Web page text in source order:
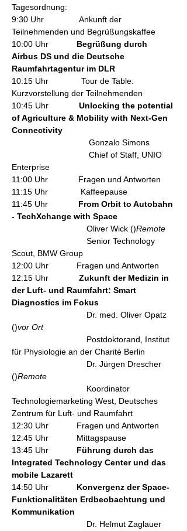
Tagesordnung:
9:30 Uhr               Ankunft der
Teilnehmenden und Begrüßungskaffee
10:00 Uhr Begrüßung durch
Airbus DS und die Deutsche
Raumfahrtagentur im DLR
10:15 Uhr              Tour de Table:
Kurzvorstellung der Teilnehmenden
10:45 Uhr Unlocking the potential
of Agriculture & Mobility with Next-Gen
Connectivity
Gonzalo Simons
Chief of Staff, UNIO
Enterprise
11:00 Uhr             Fragen und Antworten
11:15 Uhr              Kaffeepause
11:45 Uhr From Orbit to Autobahn
- TechXchange with Space
Oliver Wick ()Remote
Senior Technology
Scout, BMW Group
12:00 Uhr            Fragen und Antworten
12:15 Uhr Zukunft der Medizin in
der Luft- und Raumfahrt: Smart
Diagnostics im Fokus
Dr. med. Oliver Opatz
()vor Ort
Postdoktorand, Institut
für Physiologie an der Charité Berlin
Dr. Jürgen Drescher
()Remote
Koordinator
Technologiemarketing West, Deutsches
Zentrum für Luft- und Raumfahrt
12:30 Uhr            Fragen und Antworten
12:45 Uhr            Mittagspause
13:45 Uhr Führung durch das
Integrated Technology Center und das
mobile Lazarett
14:50 Uhr Konvergenz der Space-
Funktionalitäten Erdbeobachtung und
Kommunikation
Dr. Helmut Zaglauer